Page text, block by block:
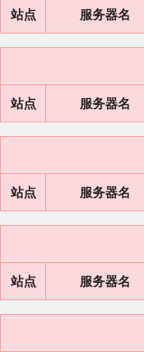
站点 服务器名
站点 服务器名
站点 服务器名
站点 服务器名